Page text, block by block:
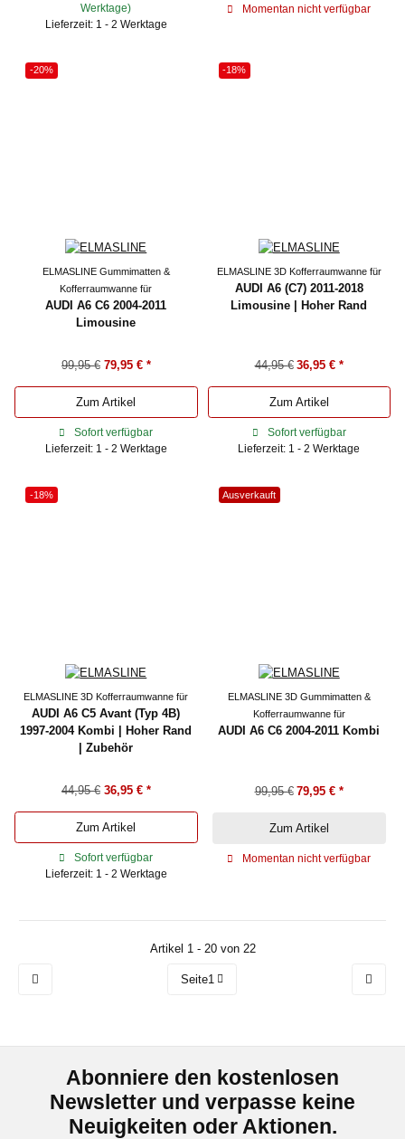
Werktage)
Lieferzeit: 1 - 2 Werktage
Momentan nicht verfügbar
-20%
ELMASLINE Gummimatten &
Kofferraumwanne für
AUDI A6 C6 2004-2011
Limousine
99,95 € 79,95 € *
Zum Artikel
Sofort verfügbar
Lieferzeit: 1 - 2 Werktage
-18%
ELMASLINE 3D Kofferraumwanne für
AUDI A6 (C7) 2011-2018
Limousine | Hoher Rand
44,95 € 36,95 € *
Zum Artikel
Sofort verfügbar
Lieferzeit: 1 - 2 Werktage
-18%
ELMASLINE 3D Kofferraumwanne für
AUDI A6 C5 Avant (Typ 4B)
1997-2004 Kombi | Hoher Rand
| Zubehör
44,95 € 36,95 € *
Zum Artikel
Sofort verfügbar
Lieferzeit: 1 - 2 Werktage
Ausverkauft
ELMASLINE 3D Gummimatten &
Kofferraumwanne für
AUDI A6 C6 2004-2011 Kombi
99,95 € 79,95 € *
Zum Artikel
Momentan nicht verfügbar
Artikel 1 - 20 von 22
Seite1
Abonniere den kostenlosen
Newsletter und verpasse keine
Neuigkeiten oder Aktionen.